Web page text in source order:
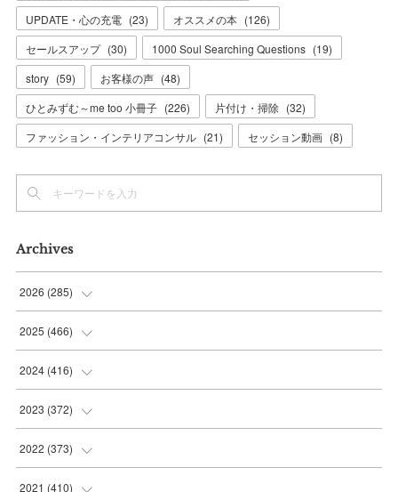
UPDATE・心の充電 (23) オススメの本 (126)
セールスアップ (30) 1000 Soul Searching Questions (19)
story (59) お客様の声 (48)
ひとみずむ～me too 小冊子 (226) 片付け・掃除 (32)
ファッション・インテリアコンサル (21) セッション動画 (8)
Archives
2026 (285)
(6)
(36
(37
(42
2025 (466)
(56
(37
(35
(36
2024 (416)
(38
(39
(38
2023 (372)
(31
(30
2022 (373)
(31
2021 (410)